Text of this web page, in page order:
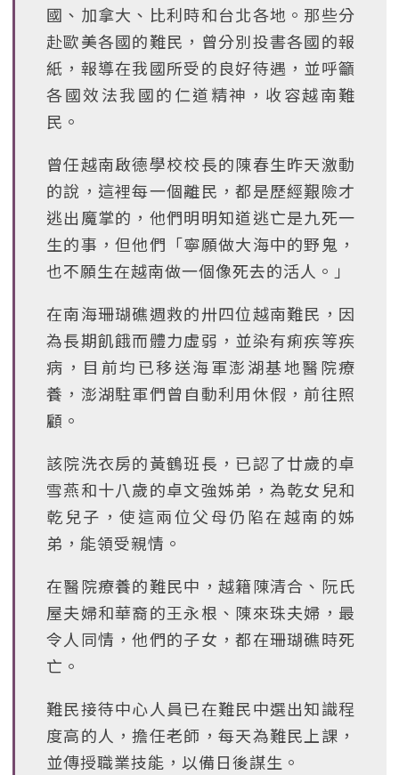
國、加拿大、比利時和台北各地。那些分
赴歐美各國的難民，曾分別投書各國的報
紙，報導在我國所受的良好待遇，並呼籲
各國效法我國的仁道精神，收容越南難
民。
曾任越南啟德學校校長的陳春生昨天激動
的說，這裡每一個離民，都是歷經艱險才
逃出魔掌的，他們明明知道逃亡是九死一
生的事，但他們「寧願做大海中的野鬼，
也不願生在越南做一個像死去的活人。」
在南海珊瑚礁週救的卅四位越南難民，因
為長期飢餓而體力虛弱，並染有痢疾等疾
病，目前均已移送海軍澎湖基地醫院療
養，澎湖駐軍們曾自動利用休假，前往照
顧。
該院洗衣房的黃鶴班長，已認了廿歲的卓
雪燕和十八歲的卓文強姊弟，為乾女兒和
乾兒子，使這兩位父母仍陷在越南的姊
弟，能領受親情。
在醫院療養的難民中，越籍陳清合、阮氏
屋夫婦和華裔的王永根、陳來珠夫婦，最
令人同情，他們的子女，都在珊瑚礁時死
亡。
難民接待中心人員已在難民中選出知識程
度高的人，擔任老師，每天為難民上課，
並傳授職業技能，以備日後謀生。